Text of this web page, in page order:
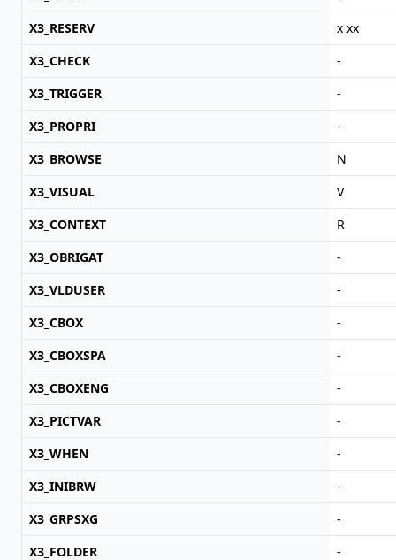
X3_RESERV
x xx
X3_CHECK
-
X3_TRIGGER
-
X3_PROPRI
-
X3_BROWSE
N
X3_VISUAL
V
X3_CONTEXT
R
X3_OBRIGAT
-
X3_VLDUSER
-
X3_CBOX
-
X3_CBOXSPA
-
X3_CBOXENG
-
X3_PICTVAR
-
X3_WHEN
-
X3_INIBRW
-
X3_GRPSXG
-
X3_FOLDER
-